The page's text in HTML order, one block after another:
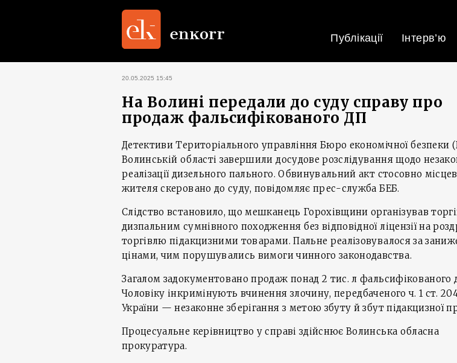
Публікації Інтерв’ю
20.05.2025 15:45
На Волині передали до суду справу про
продаж фальсифікованого ДП
Детективи Територіального управління Бюро економічної безпеки
Волинській області завершили досудове розслідування щодо
реалізації дизельного пального. Обвинувальний акт стосовно
жителя скеровано до суду, повідомляє прес-служба БЕБ.
Слідство встановило, що мешканець Горохівщини організував
дизпальним сумнівного походження без відповідної ліцензії на
торгівлю підакцизними товарами. Пальне реалізовувалося за
цінами, чим порушувались вимоги чинного законодавства.
Загалом задокументовано продаж понад 2 тис. л фальсифікованого
Чоловіку інкримінують вчинення злочину, передбаченого ч. 1 ст.
України — незаконне зберігання з метою збуту й збут підакцизної
Процесуальне керівництво у справі здійснює Волинська обласна
прокуратура.